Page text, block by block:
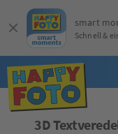
3D
smart
Schnell &